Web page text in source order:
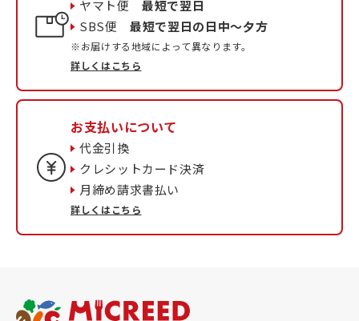
ヤマト便最短で翌日
SBS便最短で翌日の日中〜夕方
※お届けする地域によって異なります。
詳しくはこちら
お支払いについて
代金引換
クレシットカード決済
月締め請求書払い
詳しくはこちら